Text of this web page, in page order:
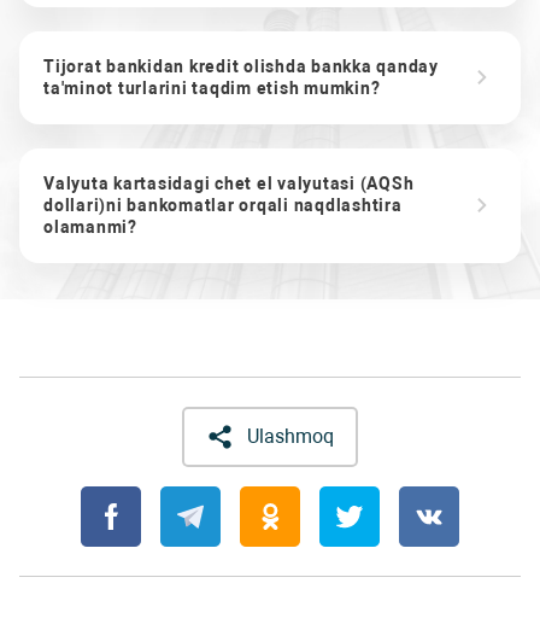
Tijorat bankidan kredit olishda bankka qanday
ta'minot turlarini taqdim etish mumkin?
Valyuta kartasidagi chet el valyutasi (AQSh
dollari)ni bankomatlar orqali naqdlashtira
olamanmi?
Ulashmoq